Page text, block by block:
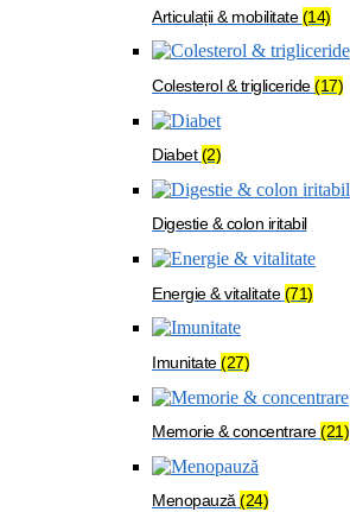
Articulații & mobilitate(14)
Colesterol & trigliceride(17)
Diabet(2)
Digestie & colon iritabil
Energie & vitalitate(71)
Imunitate(27)
Memorie & concentrare(21)
Menopauză(24)